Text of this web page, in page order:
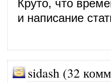
Круто, что
и написание
sidash (32